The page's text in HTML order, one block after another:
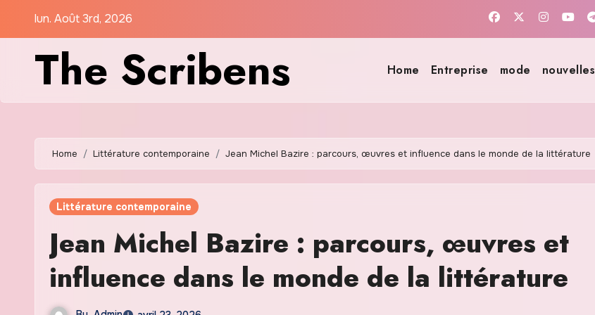
lun. Août 3rd, 2026
The Scribens Home Entreprise mode nouvelles
Home Littérature contemporaine Jean Michel Bazire : parcours, œuvres et influence dans le monde de la littérature
Littérature contemporaine
Jean Michel Bazire : parcours, œuvres et
influence dans le monde de la littérature